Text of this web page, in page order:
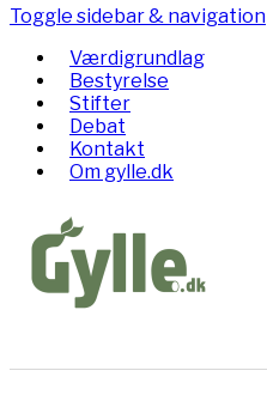
Toggle sidebar & navigation
Værdigrundlag
Bestyrelse
Stifter
Debat
Kontakt
Om gylle.dk